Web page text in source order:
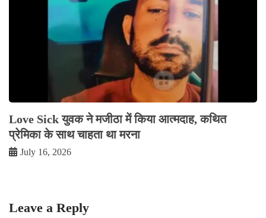
Love Sick युवक ने मजीठा में किया आत्मदाह, कथित
प्रेमिका के साथ चाहता था मरना
July 16, 2026
Leave a Reply